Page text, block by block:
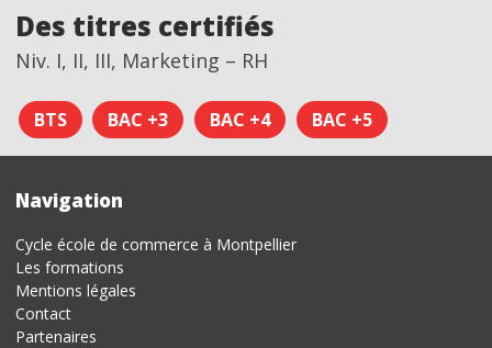
Des titres certifiés
Niv. I, II, III, Marketing – RH
BTS BAC +3 BAC +4 BAC +5
Navigation
Cycle école de commerce à Montpellier
Les formations
Mentions légales
Contact
Partenaires